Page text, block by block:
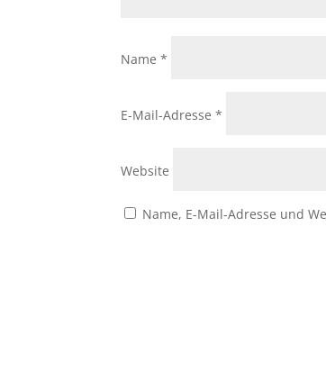
Name*
E-Mail-Adresse*
Website
Name, E-Mail-Adresse und